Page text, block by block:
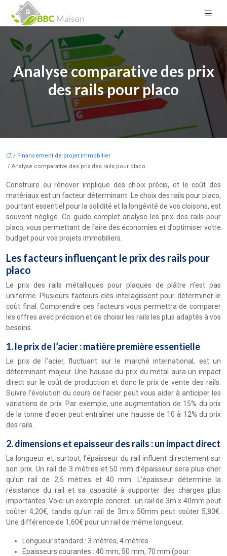
Analyse comparative des prix
des rails pour placo
/ Financement de projet immobilier
/ Analyse comparative des prix des rails pour placo
Construire ou rénover implique des choix précis, et le coût des
matériaux est un facteur déterminant. Le choix des rails pour placo,
pourtant essentiel pour la solidité et la longévité de vos cloisons, est
souvent négligé. Ce guide complet analyse les prix des rails pour
placo, vous permettant de faire des économies et d’optimiser votre
budget pour vos projets immobiliers.
Les facteurs influençant le prix des rails pour
placo
Le prix des rails métalliques pour plaques de plâtre n’est pas
uniforme. Plusieurs facteurs clés interagissent pour déterminer le
coût final. Comprendre ces facteurs vous permettra de comparer
les offres avec précision et de choisir les rails les plus adaptés à vos
besoins.
1. le prix de l’acier : matière première essentielle
Le prix de l’acier, fluctuant sur le marché international, est un
déterminant majeur. Une hausse du prix du métal aura un impact
direct sur le coût de production et donc le prix de vente des rails.
Suivre l’évolution du cours de l’acier peut vous aider à anticiper les
variations de prix. Par exemple, une augmentation de 15% du prix
de la tonne d’acier peut entraîner une hausse de 10 à 12% du prix
des rails.
2. dimensions et epaisseur des rails : un impact direct
La longueur et, surtout, l’épaisseur du rail influent directement sur
son prix. Un rail de 3 mètres et 50 mm d’épaisseur sera plus cher
qu’un rail de 2,5 mètres et 40 mm. L’épaisseur détermine la
résistance du rail et sa capacité à supporter des charges plus
importantes. Voici un exemple concret : un rail de 3m x 40mm peut
coûter 4,20€, tandis qu’un rail de 3m x 50mm peut coûter 5,80€.
Une différence de 1,60€ pour un rail de même longueur.
Longueur standard : 3 mètres, 4 mètres
Epaisseurs courantes : 40 mm, 50 mm, 70 mm (pour